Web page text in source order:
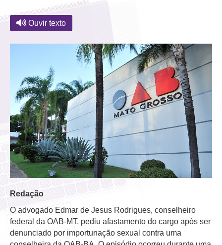
Ouvir texto
Redação
O advogado Edmar de Jesus Rodrigues, conselheiro
federal da OAB-MT, pediu afastamento do cargo após ser
denunciado por importunação sexual contra uma